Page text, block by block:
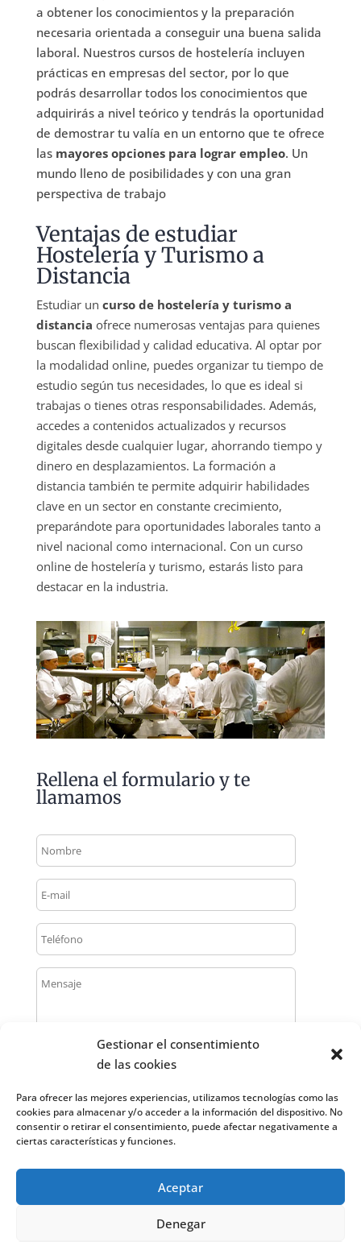
Gestionar el consentimiento
de las cookies
Para ofrecer las mejores experiencias, utilizamos tecnologías como las
cookies para almacenar y/o acceder a la información del dispositivo. No
consentir o retirar el consentimiento, puede afectar negativamente a
ciertas características y funciones.
Aceptar
Denegar
a obtener los conocimientos y la preparación
necesaria orientada a conseguir una buena salida
laboral. Nuestros cursos de hostelería incluyen
prácticas en empresas del sector, por lo que
podrás desarrollar todos los conocimientos que
adquirirás a nivel teórico y tendrás la oportunidad
de demostrar tu valía en un entorno que te ofrece
las mayores opciones para lograr empleo. Un
mundo lleno de posibilidades y con una gran
perspectiva de trabajo
Ventajas de estudiar
Hostelería y Turismo a
Distancia
Estudiar un curso de hostelería y turismo a
distancia ofrece numerosas ventajas para quienes
buscan flexibilidad y calidad educativa. Al optar por
la modalidad online, puedes organizar tu tiempo de
estudio según tus necesidades, lo que es ideal si
trabajas o tienes otras responsabilidades. Además,
accedes a contenidos actualizados y recursos
digitales desde cualquier lugar, ahorrando tiempo y
dinero en desplazamientos. La formación a
distancia también te permite adquirir habilidades
clave en un sector en constante crecimiento,
preparándote para oportunidades laborales tanto a
nivel nacional como internacional. Con un curso
online de hostelería y turismo, estarás listo para
destacar en la industria.
Rellena el formulario y te
llamamos
enviarme información sobre sus servicios.